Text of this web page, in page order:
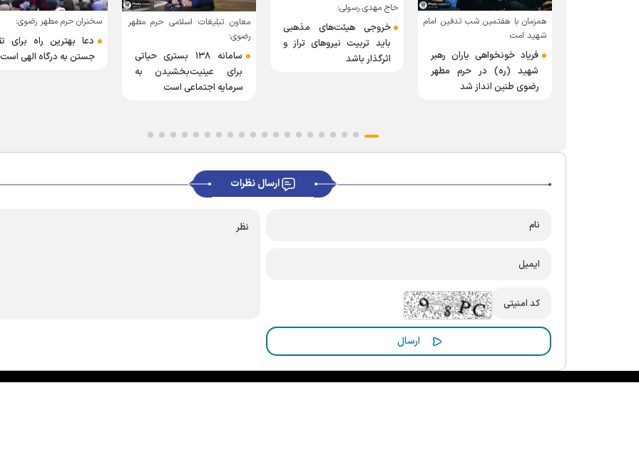
حاج مهدی رسولی:
خروجی هیئت‌های مذهبی
باید تربیت نیرو‌های تراز و
اثرگذار باشد
معاون تبلیغات اسلامی حرم مطهر
رضوی:
سخنران حرم مطهر رضوی:
دعا بهترین راه برای تقرب
جستن به درگاه الهی است
معاون تبلیغات اسلامی حرم
رضوی:
رویداد «گلبانگ حرم»
ارسال نظرات